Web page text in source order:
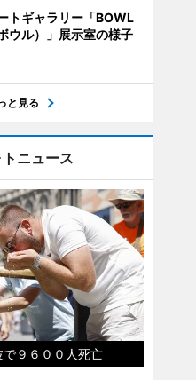
トギャラリー「BOWL
ボウル）」展示室の様子
と見る
ニュース
で９６００人死亡